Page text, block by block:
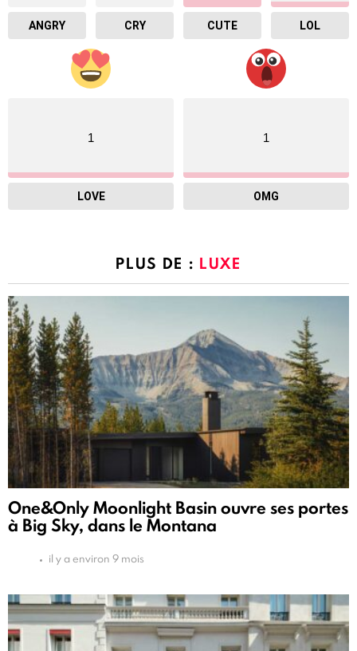
ANGRY CRY CUTE LOL
1
LOVE
1
OMG
PLUS DE : LUXE
One&Only Moonlight Basin ouvre ses portes
à Big Sky, dans le Montana
il y a environ 9 mois